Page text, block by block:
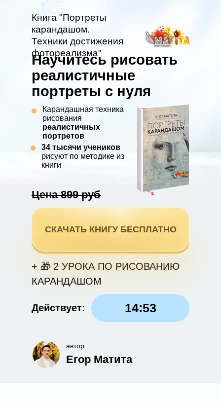
автор
Егор Матита
Книга "Портреты
карандашом.
Техники достижения
фотореализма"
Карандашная техника
рисования
реалистичных
портретов
34 тысячи учеников
рисуют по методике из
книги
+ 🎁 2 УРОКА ПО РИСОВАНИЮ
КАРАНДАШОМ
Научитесь рисовать
реалистичные
портреты с нуля
СКАЧАТЬ КНИГУ БЕСПЛАТНО
Цена 899 руб
Действует: 14:52